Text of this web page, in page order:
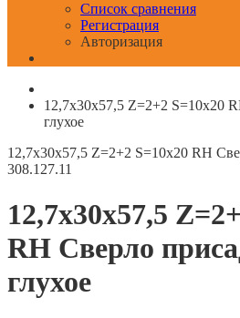
Список сравнения
Регистрация
Авторизация
12,7x30x57,5 Z=2+2 S=10x20
глухое
12,7x30x57,5 Z=2+2 S=10x20 RH
308.127.11
12,7x30x57,5
RH Сверло
глухое